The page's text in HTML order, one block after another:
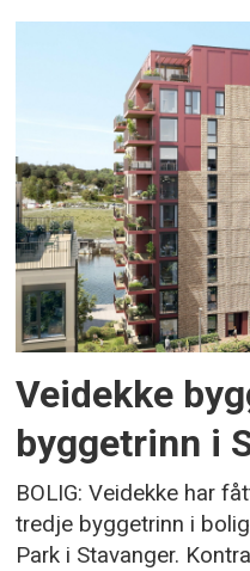
Veidekke
byggetrinn i
BOLIG: Veidekke har
tredje byggetrinn i
Park i Stavanger.